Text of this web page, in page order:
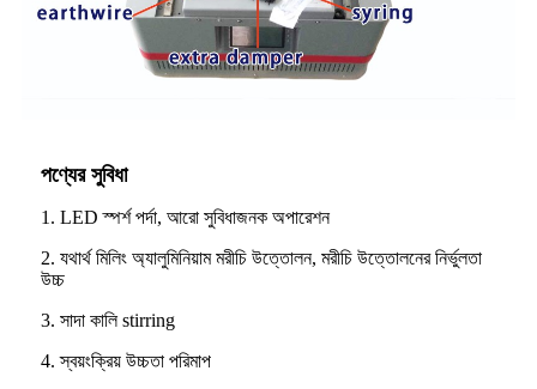
পণ্যের সুবিধা
1. LED স্পর্শ পর্দা, আরো সুবিধাজনক অপারেশন
2. যথার্থ মিলিং অ্যালুমিনিয়াম মরীচি উত্তোলন, মরীচি উত্তোলনের নির্ভুলতা
উচ্চ
3. সাদা কালি stirring
4. স্বয়ংক্রিয় উচ্চতা পরিমাপ